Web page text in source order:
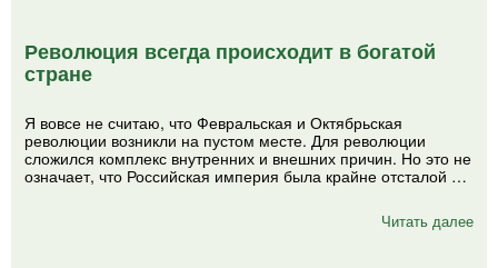
Революция всегда происходит в богатой
стране
Я вовсе не считаю, что Февральская и Октябрьская
революции возникли на пустом месте. Для революции
сложился комплекс внутренних и внешних причин. Но это не
означает, что Российская империя была крайне отсталой …
Читать далее